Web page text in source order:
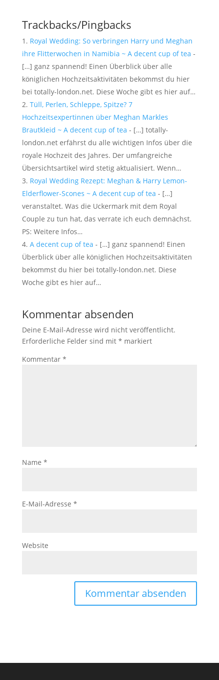
Trackbacks/Pingbacks
Royal Wedding: So verbringen Harry und Meghan
ihre Flitterwochen in Namibia ~ A decent cup of tea -
[…] ganz spannend! Einen Überblick über alle
königlichen Hochzeitsaktivitäten bekommst du hier
bei totally-london.net. Diese Woche gibt es hier auf…
Tüll, Perlen, Schleppe, Spitze? 7
Hochzeitsexpertinnen über Meghan Markles
Brautkleid ~ A decent cup of tea - […] totally-
london.net erfährst du alle wichtigen Infos über die
royale Hochzeit des Jahres. Der umfangreiche
Übersichtsartikel wird stetig aktualisiert. Wenn…
Royal Wedding Rezept: Meghan & Harry Lemon-
Elderflower-Scones ~ A decent cup of tea - […]
veranstaltet. Was die Uckermark mit dem Royal
Couple zu tun hat, das verrate ich euch demnächst.
PS: Weitere Infos…
A decent cup of tea - […] ganz spannend! Einen
Überblick über alle königlichen Hochzeitsaktivitäten
bekommst du hier bei totally-london.net. Diese
Woche gibt es hier auf…
Kommentar absenden
Deine E-Mail-Adresse wird nicht veröffentlicht.
Erforderliche Felder sind mit * markiert
Kommentar *
Name *
E-Mail-Adresse *
Website